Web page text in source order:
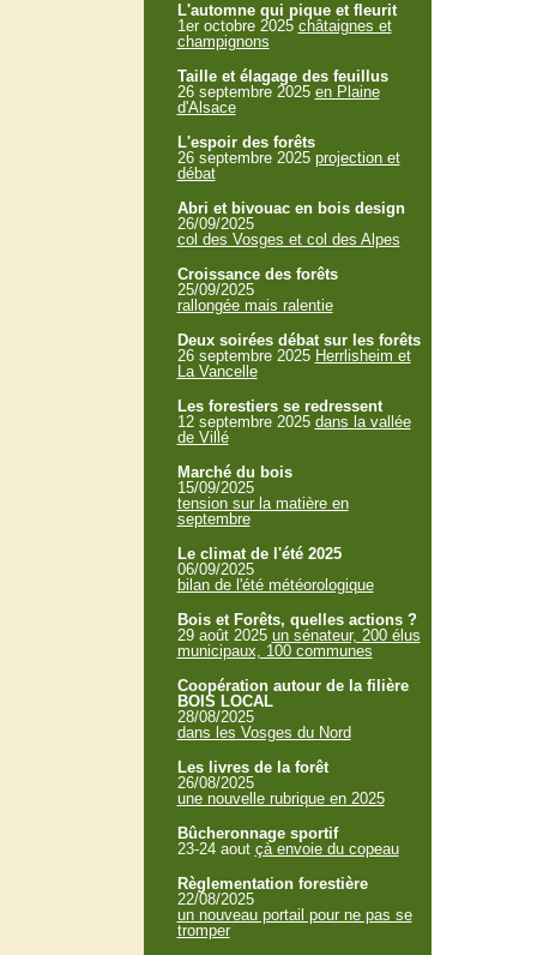
L'automne qui pique et fleurit
1er octobre 2025 châtaignes et
champignons
Taille et élagage des feuillus
26 septembre 2025 en Plaine
d'Alsace
L'espoir des forêts
26 septembre 2025 projection et
débat
Abri et bivouac en bois design
26/09/2025
col des Vosges et col des Alpes
Croissance des forêts
25/09/2025
rallongée mais ralentie
Deux soirées débat sur les forêts
26 septembre 2025 Herrlisheim et
La Vancelle
Les forestiers se redressent
12 septembre 2025 dans la vallée
de Villé
Marché du bois
15/09/2025
tension sur la matière en
septembre
Le climat de l'été 2025
06/09/2025
bilan de l'été météorologique
Bois et Forêts, quelles actions ?
29 août 2025 un sénateur, 200 élus
municipaux, 100 communes
Coopération autour de la filière
BOIS LOCAL
28/08/2025
dans les Vosges du Nord
Les livres de la forêt
26/08/2025
une nouvelle rubrique en 2025
Bûcheronnage sportif
23-24 aout çà envoie du copeau
Règlementation forestière
22/08/2025
un nouveau portail pour ne pas se
tromper